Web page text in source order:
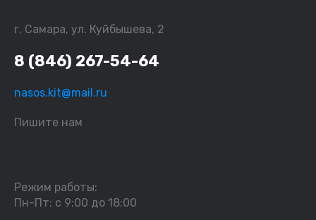
г. Самара, ул. Куйбышева, 2
8 (846) 267-54-64
nasos.kit@mail.ru
Пишите нам
Режим работы:
Пн-Пт: с 9:00 до 18:00